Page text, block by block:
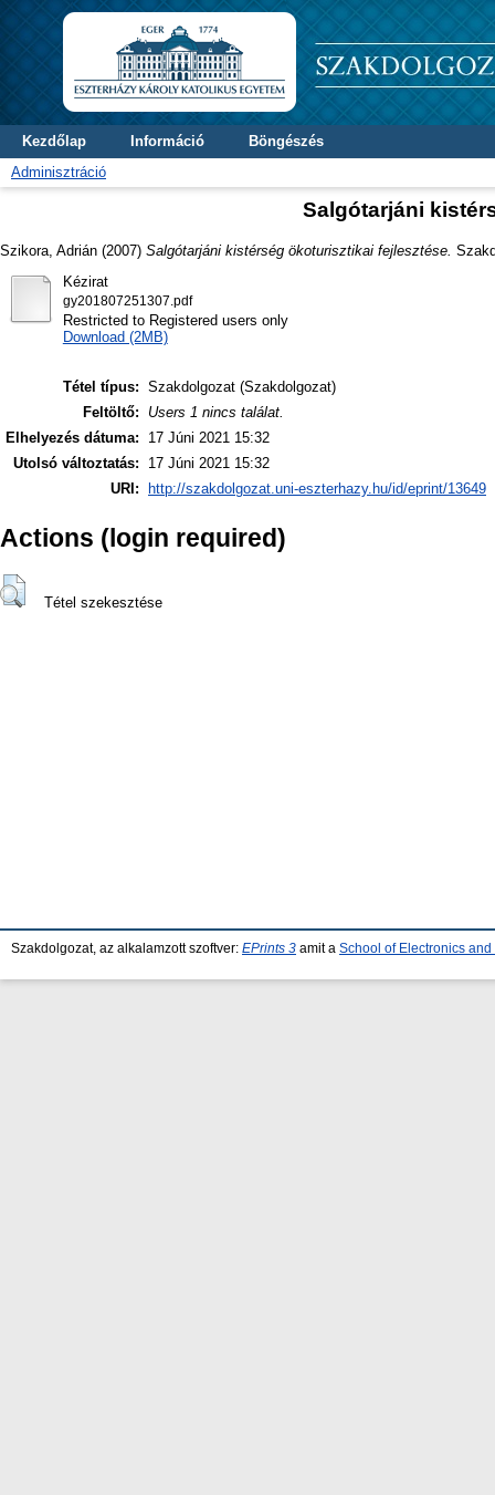
Kezdőlap Információ
Böngészés
Adminisztráció
Salgótarjáni
Szikora, Adrián (2007) Salgótarjáni kistérség ökoturisztikai fejlesztése.
Kézirat
gy201807251307.pdf
Restricted to Registered users only
Download (2MB)
Tétel típus: Szakdolgozat (Szakdolgozat)
Feltöltő:
Users 1 nincs találat.
Elhelyezés dátuma:
17 Júni 2021 15:32
Utolsó változtatás:
17 Júni 2021 15:32
URI:
http://szakdolgozat.uni-eszterhazy.hu/id/eprint/13649
Actions (login required)
Tétel szekesztése
Szakdolgozat, az alkalamzott szoftver: EPrints 3 amit a School of Electronics